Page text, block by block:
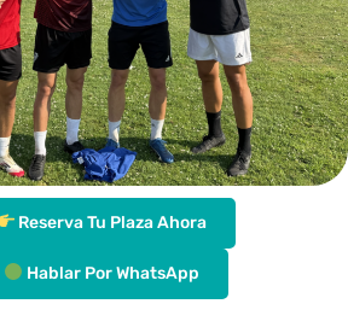
Reserva Tu Plaza Ahora
Hablar Por WhatsApp